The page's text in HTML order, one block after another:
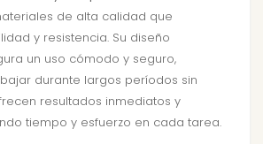
de alta calidad que
y resistencia. Su diseño
un uso cómodo y seguro,
durante largos períodos sin
resultados inmediatos y
tiempo y esfuerzo en cada tarea.